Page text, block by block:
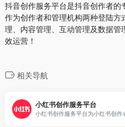
抖音创作服务平台是抖音创作者的
作为创作者和管理机构两种登陆方
理、内容管理、互动管理及数据管
效运营！
相关导航
小红书创作服务平台